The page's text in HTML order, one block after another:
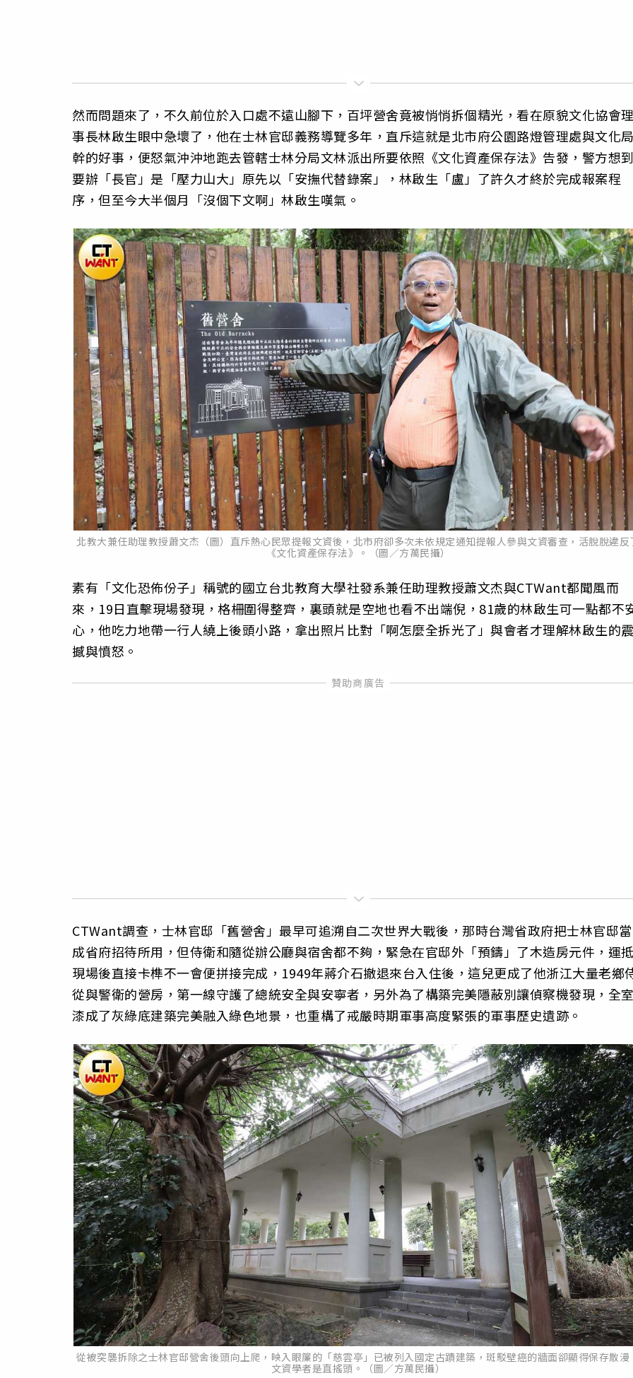
然而問題來了，不久前位於入口處不遠山腳下，百坪營舍竟被悄悄拆個精光，看在原貌文化協會
事長林啟生眼中急壞了，他在士林官邸義務導覽多年，直斥這就是北市府公園路燈管理處與文化
幹的好事，便怒氣沖沖地跑去管轄士林分局文林派出所要依照《文化資產保存法》告發，警方想
要辦「長官」是「壓力山大」原先以「安撫代替錄案」，林啟生「盧」了許久才終於完成報案程
序，但至今大半個月「沒個下文啊」林啟生嘆氣。
北教大兼任助理教授蕭文杰（圖）直斥熱心民眾提報文資後，北市府卻多次未依規定通知提報人參與文資審查，活脫脫違反
《文化資產保存法》。（圖／方萬民攝）
素有「文化恐佈份子」稱號的國立台北教育大學社發系兼任助理教授蕭文杰與CTWant都聞風而
來，19日直擊現場發現，格柵圍得整齊，裏頭就是空地也看不出端倪，81歲的林啟生可一點都不
心，他吃力地帶一行人繞上後頭小路，拿出照片比對「啊怎麼全拆光了」與會者才理解林啟生的
撼與憤怒。
CTWant調查，士林官邸「舊營舍」最早可追溯自二次世界大戰後，那時台灣省政府把士林官邸當
成省府招待所用，但侍衛和隨從辦公廳與宿舍都不夠，緊急在官邸外「預鑄」了木造房元件，運
現場後直接卡榫不一會便拼接完成，1949年蔣介石撤退來台入住後，這兒更成了他浙江大量老鄉
從與警衛的營房，第一線守護了總統安全與安寧者，另外為了構築完美隱蔽別讓偵察機發現，全
漆成了灰綠底建築完美融入綠色地景，也重構了戒嚴時期軍事高度緊張的軍事歷史遺跡。
從被突襲拆除之士林官邸營舍後頭向上爬，映入眼簾的「慈雲亭」已被列入國定古蹟建築，斑駁壁癌的牆面卻顯得保存散漫
文資學者是直搖頭。（圖／方萬民攝）